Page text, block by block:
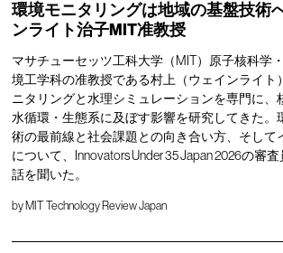
環境モニタリングは地域の基盤技
ンライト治子MIT准教授
マサチューセッツ工科大学（MIT）原子核科学
境工学科の准教授である村上（ウェインライト
ニタリングと水理シミュレーションを専門に、
水循環・生態系に及ぼす影響を研究してきた。
術の最前線と社会課題との向き合い方、そして
について、Innovators Under 35 Japan 2026の審
話を聞いた。
by MIT Technology Review Japan